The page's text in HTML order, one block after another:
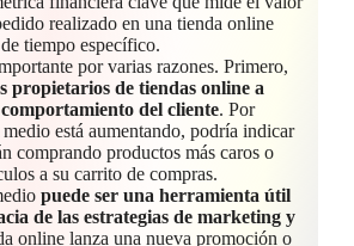
realizado en una tienda online
tiempo específico.
por varias razones. Primero,
propietarios de tiendas online a
del cliente. Por
está aumentando, podría indicar
comprando productos más caros o
a su carrito de compras.
puede ser una herramienta útil
de las estrategias de marketing y
online lanza una nueva promoción o